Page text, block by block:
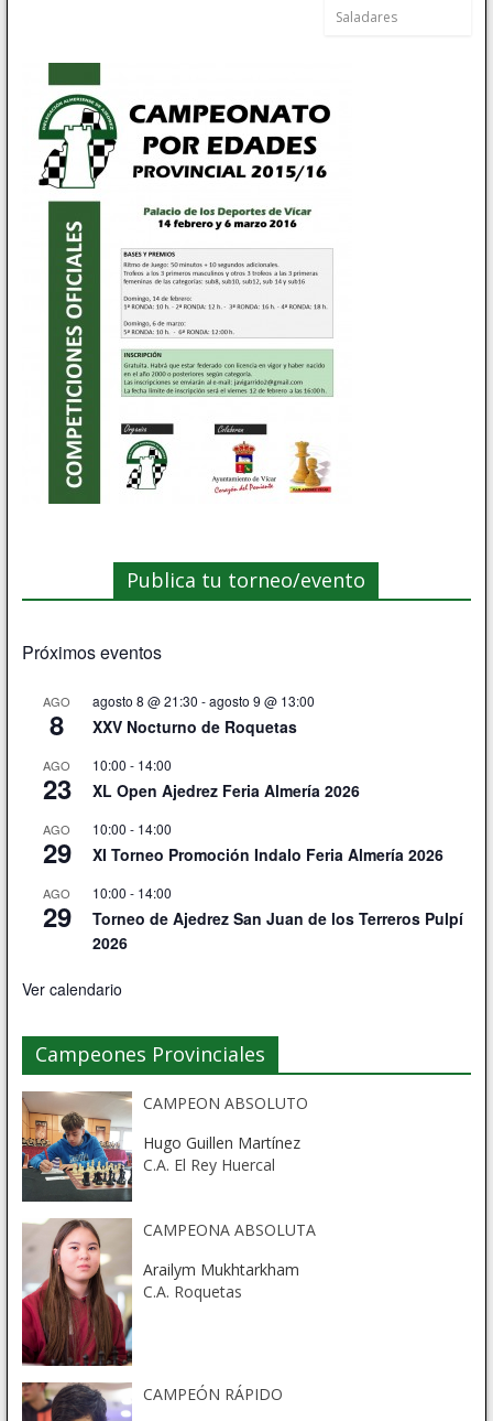
Saladares
Publica tu torneo/evento
Próximos eventos
AGO
8
agosto 8 @ 21:30 -agosto 9 @ 13:00
XXV Nocturno de Roquetas
AGO
23
10:00 - 14:00
XL Open Ajedrez Feria Almería 2026
AGO
29
10:00 - 14:00
XI Torneo Promoción Indalo Feria Almería 2026
AGO
29
10:00 - 14:00
Torneo de Ajedrez San Juan de los Terreros Pulpí
2026
Ver calendario
Campeones Provinciales
CAMPEON ABSOLUTO
Hugo Guillen Martínez
C.A. El Rey Huercal
CAMPEONA ABSOLUTA
Arailym Mukhtarkham
C.A. Roquetas
CAMPEÓN RÁPIDO